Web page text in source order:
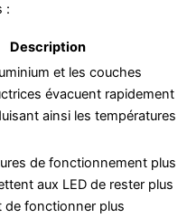
:
Description
et les couches
évacuent rapidement
ainsi les températures
de fonctionnement plus
aux LED de rester plus
de fonctionner plus